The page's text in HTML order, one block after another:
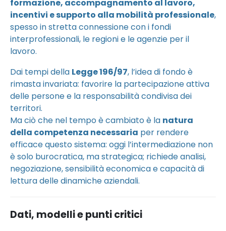
formazione, accompagnamento al lavoro,
incentivi e supporto alla mobilità professionale,
spesso in stretta connessione con i fondi
interprofessionali, le regioni e le agenzie per il
lavoro.
Dai tempi della Legge 196/97, l’idea di fondo è
rimasta invariata: favorire la partecipazione attiva
delle persone e la responsabilità condivisa dei
territori.
Ma ciò che nel tempo è cambiato è la natura
della competenza necessaria per rendere
efficace questo sistema: oggi l’intermediazione non
è solo burocratica, ma strategica; richiede analisi,
negoziazione, sensibilità economica e capacità di
lettura delle dinamiche aziendali.
Dati, modelli e punti critici